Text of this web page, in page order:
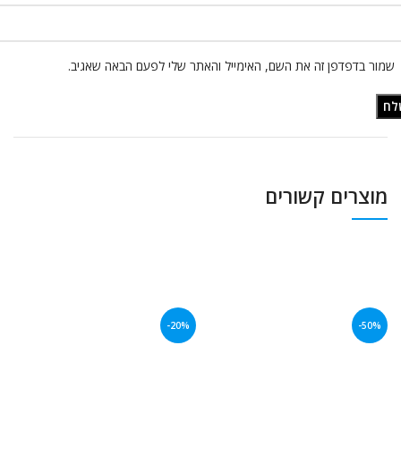
שמור בדפדפן זה את השם, האימייל והאתר שלי לפעם הבאה שאגיב.
מוצרים קשורים
-50%
-20%